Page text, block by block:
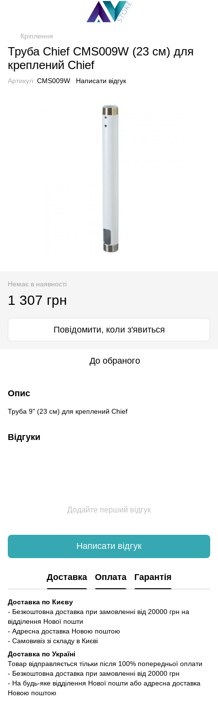
Кріплення
Труба Chief CMS009W (23 см) для
креплений Chief
Артикул: CMS009W Написати відгук
Немає в наявності
1 307 грн
Повідомити, коли з'явиться
До обраного
Опис
Труба 9" (23 см) для креплений Chief
Відгуки
Додайте перший відгук
Написати відгук
Доставка Оплата Гарантія
Доставка по Києву
- Безкоштовна доставка при замовленні від 20000 грн на
відділення Нової пошти
- Адресна доставка Новою поштою
- Самовивіз зі складу в Києві
Доставка по Україні
Товар відправляється тільки після 100% попередньої оплати
- Безкоштовна доставка при замовленні від 20000 грн
- На будь-яке відділення Нової пошти або адресна доставка
Новою поштою